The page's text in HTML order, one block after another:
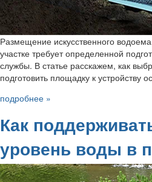
Размещение искусственного
участке требует определенной
службы. В статье расскажем, как
подготовить площадку к устройству
подробнее »
Как
уровень воды в